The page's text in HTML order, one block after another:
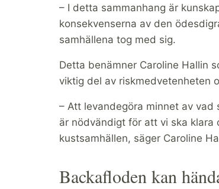
– I detta sammanhang är
konsekvenserna av den
samhällena tog med sig.
Detta benämner Caroline Hallin
viktig del av riskmedvetenheten
– Att levandegöra minnet av
är nödvändigt för att vi ska klara
kustsamhällen, säger Caroline
Backafloden kan